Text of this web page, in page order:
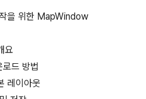
을 위한 MapWindow
요
로드 방법
레이아웃